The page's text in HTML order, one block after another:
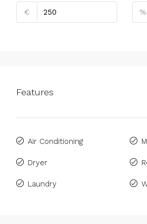
€ %
Features
Air Conditioning
Dryer
Laundry